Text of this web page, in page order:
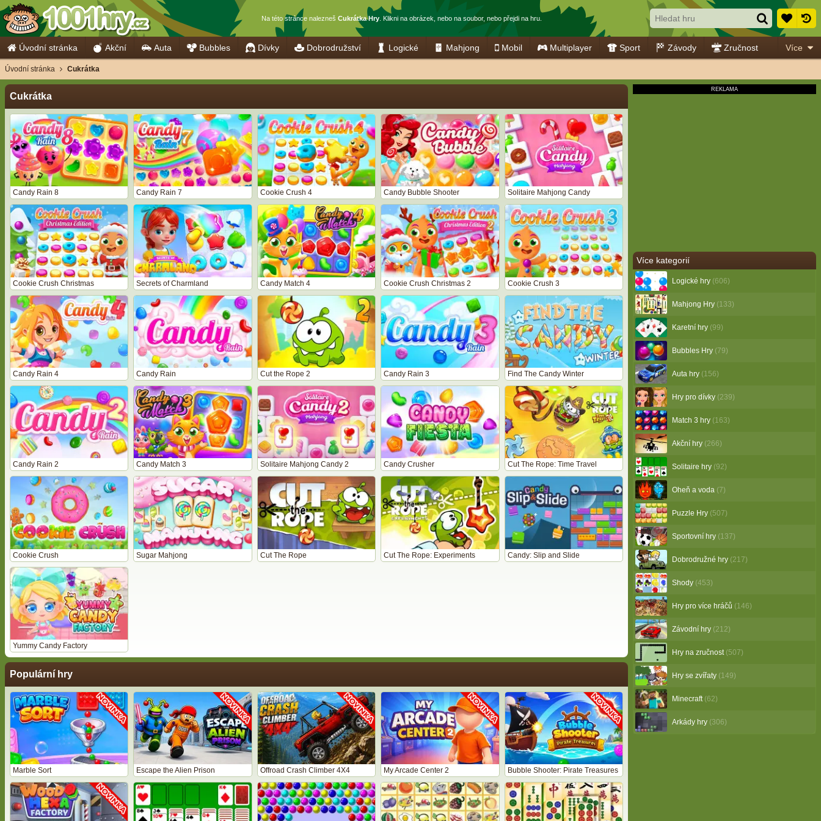
Na této stránce nalezneš Cukrátka Hry. Klikni na obrázek, nebo na soubor, nebo přejdi na hru.
Úvodní stránka Akční Auta Bubbles Dívky Dobrodružství Logické Mahjong Mobil Multiplayer Sport Závody Zručnost Více
Cukrátka
Candy Rain 8 Candy Rain 7 Cookie Crush 4 Candy Bubble Shooter Solitaire Mahjong Candy
Cookie Crush Christmas Secrets of Charmland Candy Match 4 Cookie Crush Christmas 2 Cookie Crush 3
Candy Rain 4 Candy Rain Cut the Rope 2 Candy Rain 3 Find The Candy Winter
Candy Rain 2 Candy Match 3 Solitaire Mahjong Candy 2 Candy Crusher Cut The Rope: Time Travel
Cookie Crush Sugar Mahjong Cut The Rope Cut The Rope: Experiments Candy: Slip and Slide
Yummy Candy Factory
Populární hry
Marble Sort Escape the Alien Prison Offroad Crash Climber 4X4 My Arcade Center 2 Bubble Shooter: Pirate Treasures
Více kategorií
Logické hry (606)
Mahjong Hry (133)
Karetní hry (99)
Bubbles Hry (79)
Auta hry (156)
Hry pro dívky (239)
Match 3 hry (163)
Akční hry (266)
Solitaire hry (92)
Oheň a voda (7)
Puzzle Hry (507)
Sportovní hry (137)
Dobrodružné hry (217)
Shody (453)
Hry pro více hráčů (146)
Závodní hry (212)
Hry na zručnost (507)
Hry se zvířaty (149)
Minecraft (62)
Arkády hry (306)
Úvodní stránka Cukrátka